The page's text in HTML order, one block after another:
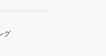
グ